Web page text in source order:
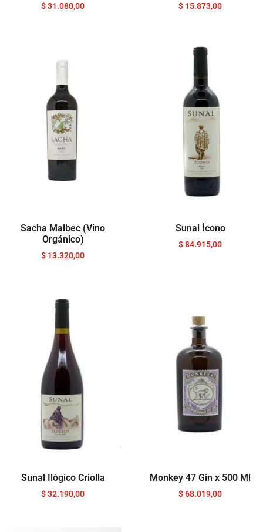
$31.080,00 $ 15.873,00
Sacha Malbec (Vino
Orgánico)
$ 13.320,00
Sunal Ícono
$84.915,00
Sunal Ilógico Criolla
$32.190,00
Monkey 47 Gin x 500 Ml
$68.019,00